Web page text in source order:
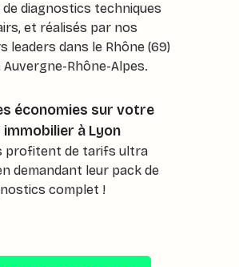
diagnostics techniques
et réalisés par nos
leaders dans le Rhône (69)
Rhône-Alpes.
économies sur votre
à Lyon
profitent de tarifs ultra
demandant leur pack de
complet !